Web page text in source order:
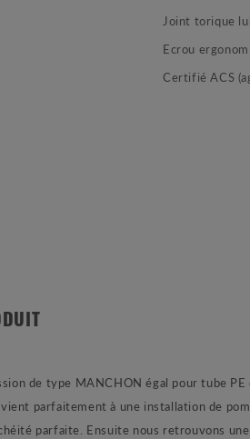
Joint torique
Ecrou
Certifié ACS
de type MANCHON égal pour tube
parfaitement à une installation de
parfaite. Ensuite nous retrouvons